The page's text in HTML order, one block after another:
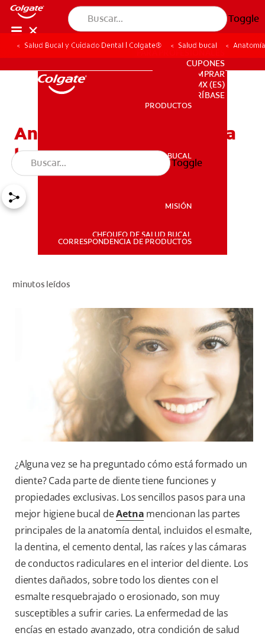
Toggle
PRODUCTOS
SALUD BUCAL
PARA PROFESIONALES
CUPONES
DONDE COMPRAR
MX (ES)
PARA PROFESIONALES
CUPONES
DONDE COMPRAR
MX (ES)
SUSCRÍBASE
PRODUCTOS
SALUD BUCAL
MISIÓN
CHEQUEO DE SALUD BUCAL
CORRESPONDENCIA DE PRODUCTOS
Toggle
Salud Bucal y Cuidado Dental | Colgate® Salud bucal
Anatomía dental: Conozca
las partes de los dientes
minutos leídos
¿Alguna vez se ha preguntado cómo está formado un
diente? Cada parte de diente tiene funciones y
propiedades exclusivas. Los sencillos pasos para una
mejor higiene bucal deAetna mencionan las partes
principales de la anatomía dental, incluidos el esmalte,
la dentina, el cemento dental, las raíces y las cámaras
de conductos radiculares en el interior del diente. Los
dientes dañados, sobre todo los dientes con el
esmalte resquebrajado o erosionado, son muy
susceptibles a sufrir caries. La enfermedad de las
encías en estado avanzado, otra condición de salud